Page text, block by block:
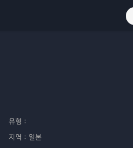
유형：
지역： 일본